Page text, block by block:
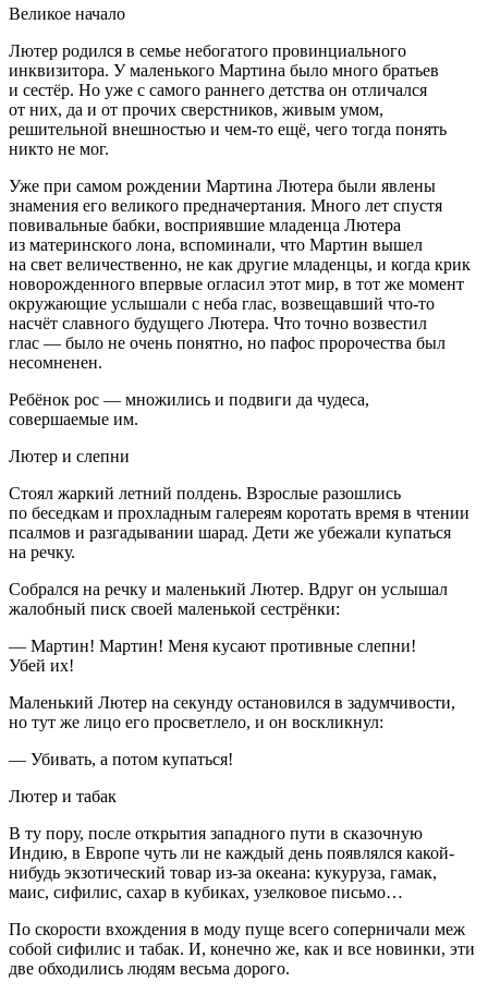
Великое начало
Лютер родился в семье небогатого провинциального
инквизитора. У маленького Мартина было много братьев
и сестёр. Но уже с самого раннего детства он отличался
от них, да и от прочих сверстников, живым умом,
решительной внешностью и чем-то ещё, чего тогда понять
никто не мог.
Уже при самом рождении Мартина Лютера были явлены
знамения его великого предначертания. Много лет спустя
повивальные бабки, восприявшие младенца Лютера
из материнского лона, вспоминали, что Мартин вышел
на свет величественно, не как другие младенцы, и когда крик
новорожденного впервые огласил этот мир, в тот же момент
окружающие услышали с неба глас, возвещавший что-то
насчёт славного будущего Лютера. Что точно возвестил
глас — было не очень понятно, но пафос пророчества был
несомненен.
Ребёнок рос — множились и подвиги да чудеса,
совершаемые им.
Лютер и слепни
Стоял жаркий летний полдень. Взрослые разошлись
по беседкам и прохладным галереям коротать время в чтении
псалмов и разгадывании шарад. Дети же убежали купаться
на речку.
Собрался на речку и маленький Лютер. Вдруг он услышал
жалобный писк своей маленькой сестрёнки:
— Мартин! Мартин! Меня кусают противные слепни!
Убей их!
Маленький Лютер на секунду остановился в задумчивости,
но тут же лицо его просветлело, и он воскликнул:
— Убивать, а потом купаться!
Лютер и табак
В ту пору, после открытия западного пути в сказочную
Индию, в Европе чуть ли не каждый день появлялся какой-
нибудь экзотический товар из-за океана: кукуруза, гамак,
маис, сифилис, сахар в кубиках, узелковое письмо…
По скорости вхождения в моду пуще всего соперничали меж
собой сифилис и табак. И, конечно же, как и все новинки, эти
две обходились людям весьма дорого.